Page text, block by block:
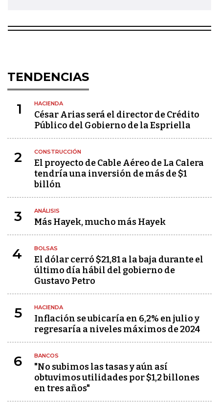
TENDENCIAS
1 HACIENDA
César Arias será el director de Crédito
Público del Gobierno de la Espriella
2 CONSTRUCCIÓN
El proyecto de Cable Aéreo de La Calera
tendría una inversión de más de $1
billón
3 ANÁLISIS
Más Hayek, mucho más Hayek
4 BOLSAS
El dólar cerró $21,81 a la baja durante el
último día hábil del gobierno de
Gustavo Petro
5 HACIENDA
Inflación se ubicaría en 6,2% en julio y
regresaría a niveles máximos de 2024
6 BANCOS
"No subimos las tasas y aún así
obtuvimos utilidades por $1,2 billones
en tres años"